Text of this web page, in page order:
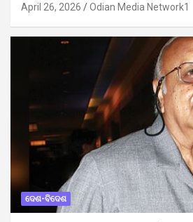
April 26, 2026 Odian Media Network1
ଦେଶ-ବିଦେଶ